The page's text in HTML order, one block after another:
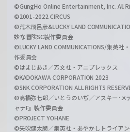
©GungHo Online Entertainment, Inc. All
©2001-2022 CIRCUS
©荒木飛呂彦&LUCKY LAND
妙な冒険SC製作委員会
©LUCKY LAND COMMUNICATIONS/集英社
作委員会
©はまじあき／芳文社・アニプレックス
©KADOKAWA CORPORATION 2023
©SNK CORPORATION ALL RIGHTS
©高橋弥七郎／いとうのいぢ／アスキー･メ
ャナF』製作委員会
©PROJECT YOHANE
©矢吹健太朗／集英社・あやかしトライア